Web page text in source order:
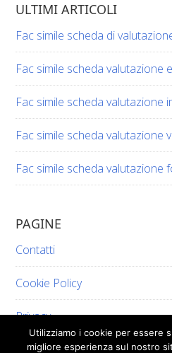
ULTIMI ARTICOLI
Fac simile scheda di
Fac simile scheda valutazione
Fac simile scheda valutazione
Fac simile scheda valutazione
Fac simile scheda valutazione
PAGINE
Contatti
Cookie Policy
Privacy
Utilizziamo i cookie per essere
migliore esperienza sul nostro